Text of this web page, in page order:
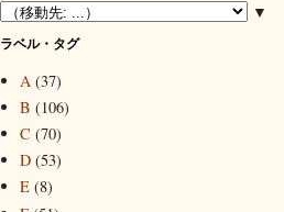
▼
ラベル・タグ
A (37)
B (106)
C (70)
D (53)
E (8)